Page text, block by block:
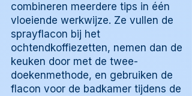
combineren meerdere tips in één
vloeiende werkwijze. Ze vullen de
sprayflacon bij het
ochtendkoffiezetten, nemen dan de
keuken door met de twee-
doekenmethode, en gebruiken de
flacon voor de badkamer tijdens de